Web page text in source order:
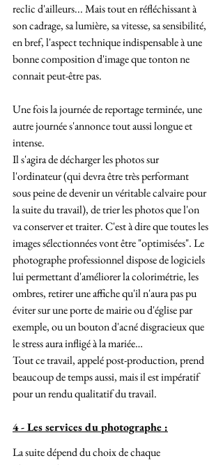
reclic d'ailleurs... Mais tout en réfléchissant à
son cadrage, sa lumière, sa vitesse, sa sensibilité,
en bref, l'aspect technique indispensable à une
bonne composition d'image que tonton ne
connait peut-être pas.
Une fois la journée de reportage terminée, une
autre journée s'annonce tout aussi longue et
intense.
Il s'agira de décharger les photos sur
l'ordinateur (qui devra être très performant
sous peine de devenir un véritable calvaire pour
la suite du travail), de trier les photos que l'on
va conserver et traiter. C'est à dire que toutes les
images sélectionnées vont être "optimisées". Le
photographe professionnel dispose de logiciels
lui permettant d'améliorer la colorimétrie, les
ombres, retirer une affiche qu'il n'aura pas pu
éviter sur une porte de mairie ou d'église par
exemple, ou un bouton d'acné disgracieux que
le stress aura infligé à la mariée…
Tout ce travail, appelé post-production, prend
beaucoup de temps aussi, mais il est impératif
pour un rendu qualitatif du travail.
4 - Les services du photographe :
La suite dépend du choix de chaque